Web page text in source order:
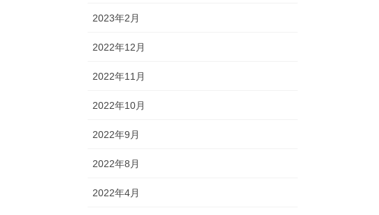
2023年2月
2022年12月
2022年11月
2022年10月
2022年9月
2022年8月
2022年4月